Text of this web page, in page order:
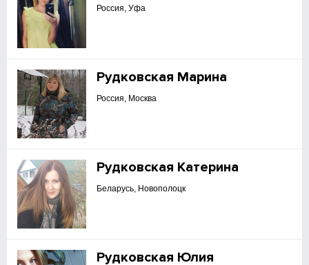
Россия, Уфа
Рудковская Марина
Россия, Москва
Рудковская Катерина
Беларусь, Новополоцк
Рудковская Юлия